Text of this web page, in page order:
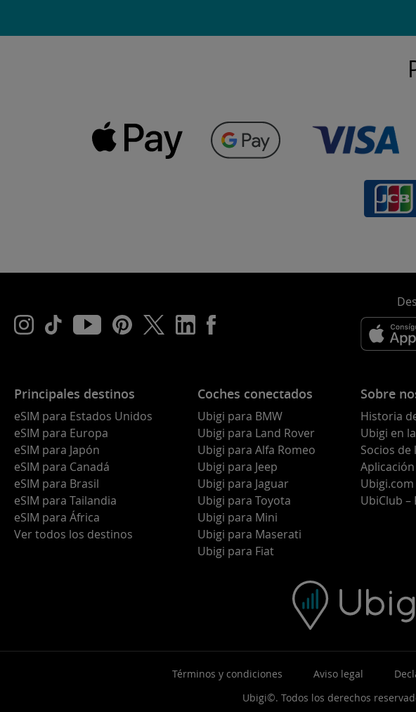
Principales destinos
eSIM para Estados Unidos
eSIM para Europa
eSIM para Japón
eSIM para Canadá
eSIM para Brasil
eSIM para Tailandia
eSIM para África
Ver todos los destinos
Coches conectados
Ubigi para BMW
Ubigi para Land Rover
Ubigi para Alfa Romeo
Ubigi para Jeep
Ubigi para Jaguar
Ubigi para Toyota
Ubigi para Mini
Ubigi para Maserati
Ubigi para Fiat
Sobre
Historia
Ubigi en
Socios de
Ubigi.com
UbiClub –
Términos y condiciones Aviso legal
Ubigi©. Todos los derechos